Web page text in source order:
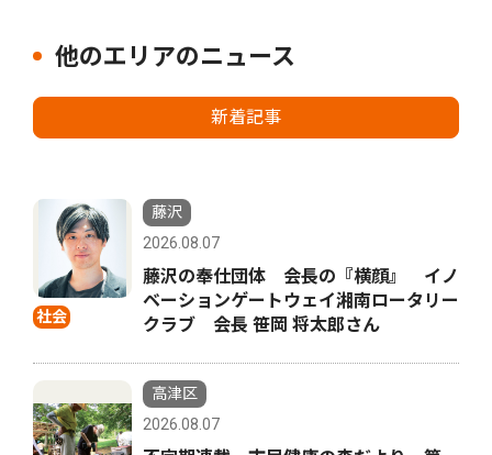
他のエリアのニュース
新着記事
社会
藤沢
2026.08.07
藤沢の奉仕団体 会長の『横顔』 イノ
ベーションゲートウェイ湘南ロータリー
クラブ 会長 笹岡 将太郎さん
高津区
2026.08.07